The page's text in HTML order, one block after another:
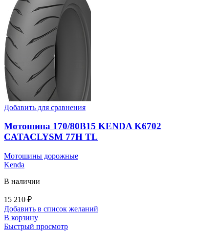
Добавить для сравнения
Мотошина 170/80B15 KENDA K6702
CATACLYSM 77H TL
Мотошины дорожные
Kenda
В наличии
15 210 ₽
Добавить в список желаний
В корзину
Быстрый просмотр